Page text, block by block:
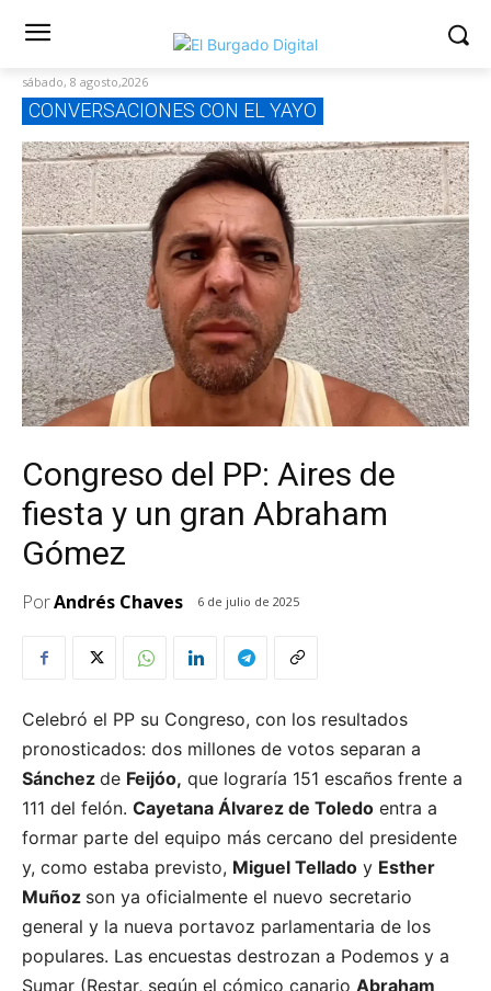
sábado, 8 agosto,2026
CONVERSACIONES CON EL YAYO
Congreso del PP: Aires de
fiesta y un gran Abraham
Gómez
PorAndrés Chaves 6 de julio de 2025
Celebró el PP su Congreso, con los resultados
pronosticados: dos millones de votos separan a
Sánchez de Feijóo, que lograría 151 escaños frente a
111 del felón. Cayetana Álvarez de Toledo entra a
formar parte del equipo más cercano del presidente
y, como estaba previsto, Miguel Tellado y Esther
Muñoz son ya oficialmente el nuevo secretario
general y la nueva portavoz parlamentaria de los
populares. Las encuestas destrozan a Podemos y a
Sumar (Restar, según el cómico canario Abraham